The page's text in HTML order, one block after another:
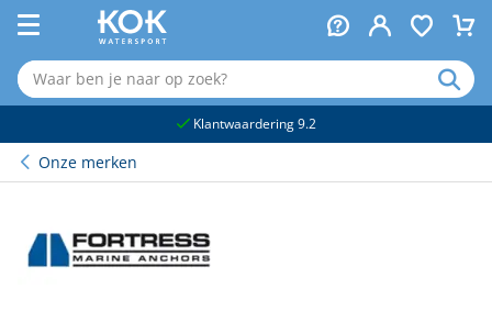
Klantwaardering 9.2
Onze merken